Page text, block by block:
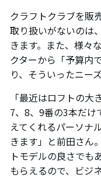
クラフトクラブを販
取り扱いがないのは
きます。また、様々
クターから「予算内
り、そういったニー
「最近はロフトの
7、8、9番の3本だけ
えてくれるパーソナ
きます」と前田さん
トモデルの良さでも
もらえるので、ビジ